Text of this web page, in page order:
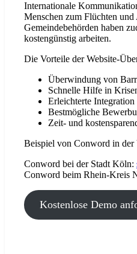
Internationale
Menschen zum Flüchten
Gemeindebehörden haben
kostengünstig arbeiten.
Die Vorteile der Website-
Überwindung von
Schnelle Hilfe in
Erleichterte Integration
Bestmögliche
Zeit- und
Beispiel von Conword in der
Conword bei der Stadt Köln:
Conword beim Rhein-Kreis
Kostenlose Demo